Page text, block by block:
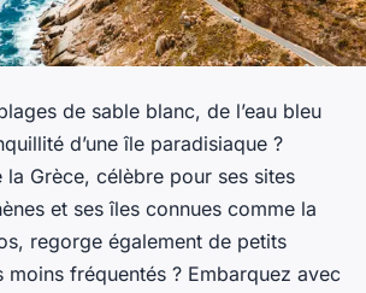
de sable blanc, de l’eau bleu
d’une île paradisiaque ?
la Grèce, célèbre pour ses sites
et ses îles connues comme la
regorge également de petits
moins fréquentés ? Embarquez avec